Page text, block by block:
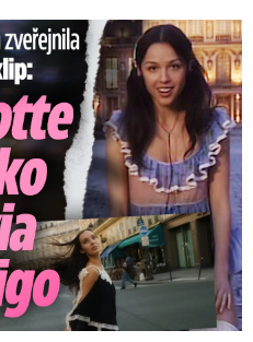
Je jako Olivie Rodrigo!